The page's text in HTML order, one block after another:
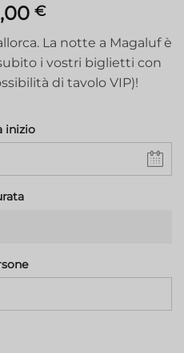
€
La notte a Magaluf è
i vostri biglietti con
di tavolo VIP)!
inizio